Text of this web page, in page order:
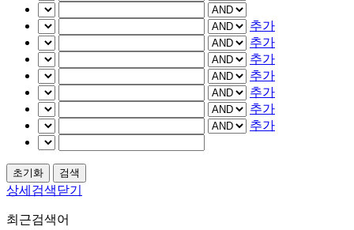
추가
추가
추가
추가
추가
추가
추가
상세검색닫기
최근검색어